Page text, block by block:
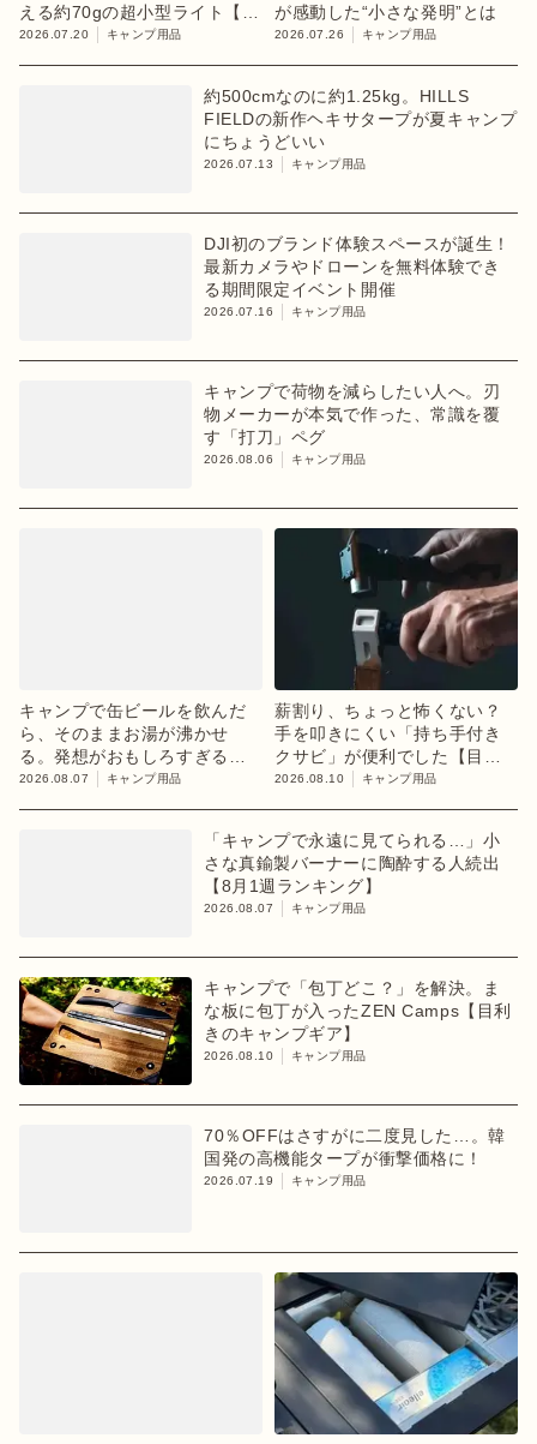
える約70gの超小型ライト【目
利きのキャンプギア】
2026.07.20 キャンプ用品
が感動した“小さな発明”とは
2026.07.26 キャンプ用品
約500cmなのに約1.25kg。HILLS
FIELDの新作ヘキサタープが夏キャンプ
にちょうどいい
2026.07.13 キャンプ用品
DJI初のブランド体験スペースが誕生！
最新カメラやドローンを無料体験でき
る期間限定イベント開催
2026.07.16 キャンプ用品
キャンプで荷物を減らしたい人へ。刃
物メーカーが本気で作った、常識を覆
す「打刀」ペグ
2026.08.06 キャンプ用品
キャンプで缶ビールを飲んだ
ら、そのままお湯が沸かせ
る。発想がおもしろすぎるギ
ア【目利きのキャンプギア】
2026.08.07 キャンプ用品
薪割り、ちょっと怖くない？
手を叩きにくい「持ち手付き
クサビ」が便利でした【目利
きのキャンプギア】
2026.08.10 キャンプ用品
「キャンプで永遠に見てられる…」小
さな真鍮製バーナーに陶酔する人続出
【8月1週ランキング】
2026.08.07 キャンプ用品
キャンプで「包丁どこ？」を解決。ま
な板に包丁が入ったZEN Camps【目利
きのキャンプギア】
2026.08.10 キャンプ用品
70％OFFはさすがに二度見した…。韓
国発の高機能タープが衝撃価格に！
2026.07.19 キャンプ用品